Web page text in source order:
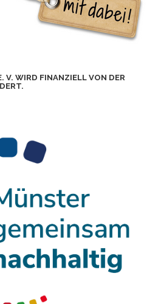
V. WIRD FINANZIELL VON DER